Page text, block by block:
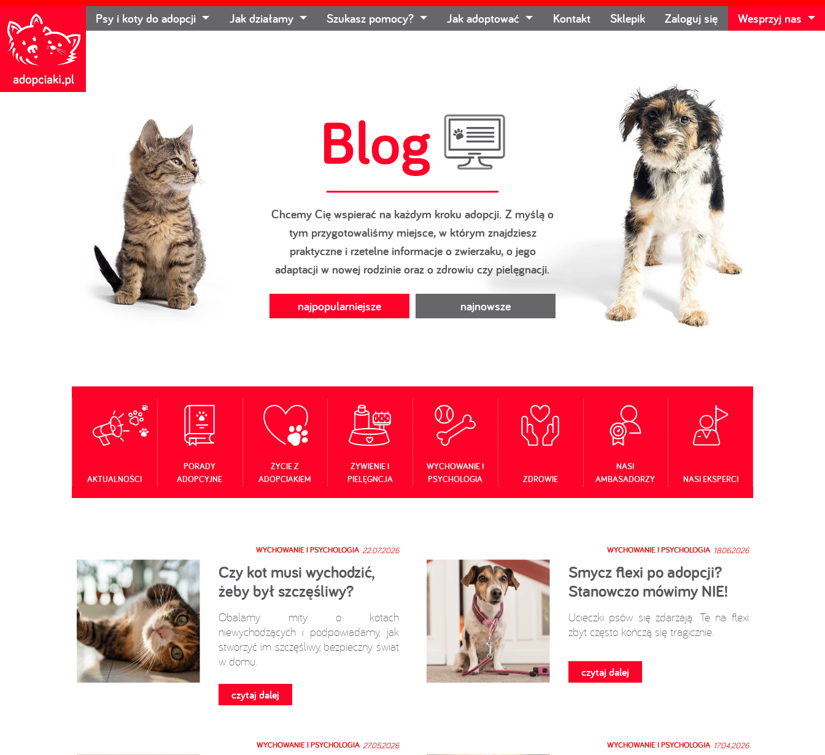
Psy i koty do adopcji Jak działamy Szukasz pomocy? Jak adoptować Kontakt Sklepik Zaloguj się Wesprzyj nas
Blog
Chcemy Cię wspierać na każdym kroku adopcji. Z myślą o
tym przygotowaliśmy miejsce, w którym znajdziesz
praktyczne i rzetelne informacje o zwierzaku, o jego
adaptacji w nowej rodzinie oraz o zdrowiu czy pielęgnacji.
najpopularniejsze najnowsze
AKTUALNOŚCI
PORADY
ADOPCYJNE
ŻYCIE Z
ADOPCIAKIEM
ŻYWIENIE I
PIELĘGNCJA
WYCHOWANIE I
PSYCHOLOGIA
ZDROWIE
NASI
AMBASADORZY
NASI EKSPERCI
WYCHOWANIE I PSYCHOLOGIA 22.07.2026
Czy kot musi wychodzić,
żeby był szczęśliwy?
Obalamy mity o kotach
niewychodzących i podpowiadamy, jak
stworzyć im szczęśliwy, bezpieczny świat
w domu.
czytaj dalej
WYCHOWANIE I PSYCHOLOGIA 18.06.2026
Smycz flexi po adopcji?
Stanowczo mówimy NIE!
Ucieczki psów się zdarzają. Te na flexi
zbyt często kończą się tragicznie.
czytaj dalej
WYCHOWANIE I PSYCHOLOGIA 27.05.2026 WYCHOWANIE I PSYCHOLOGIA 17.04.2026